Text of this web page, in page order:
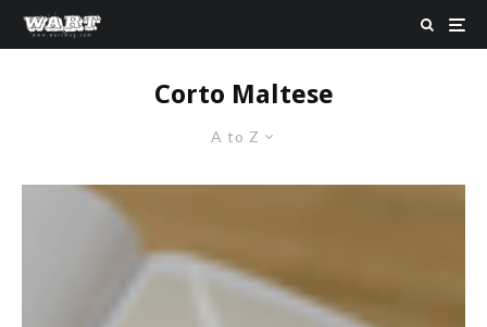
Corto Maltese
A to Z